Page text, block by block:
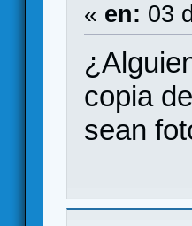
« en: 03
copia
sean